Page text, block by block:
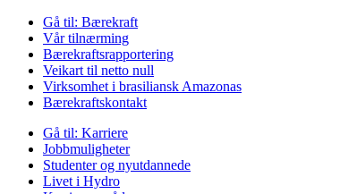
Gå til: Bærekraft
Vår tilnærming
Bærekraftsrapportering
Veikart til netto null
Virksomhet i brasiliansk Amazonas
Bærekraftskontakt
Gå til: Karriere
Jobbmuligheter
Studenter og nyutdannede
Livet i Hydro